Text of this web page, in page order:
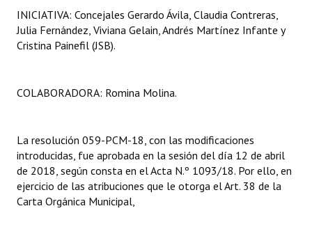
INICIATIVA: Concejales Gerardo Ávila, Claudia Contreras,
Julia Fernández, Viviana Gelain, Andrés Martínez Infante y
Cristina Painefil (JSB).
COLABORADORA: Romina Molina.
La resolución 059-PCM-18, con las modificaciones
introducidas, fue aprobada en la sesión del día 12 de abril
de 2018, según consta en el Acta N.º 1093/18. Por ello, en
ejercicio de las atribuciones que le otorga el Art. 38 de la
Carta Orgánica Municipal,